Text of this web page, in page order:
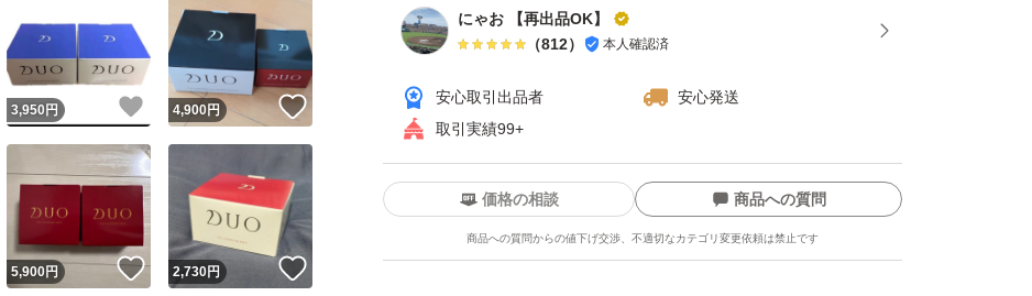
にゃお 【再出品OK】
（812） 本人確認済
安心取引出品者
安心発送
取引実績99+
価格の相談 商品への質問
商品への質問からの値下げ交渉、不適切なカテゴリ変更依頼は禁止です
ね！
3,950 円 いいね！
4,900円
いね！
5,900円 いいね！
2,730円